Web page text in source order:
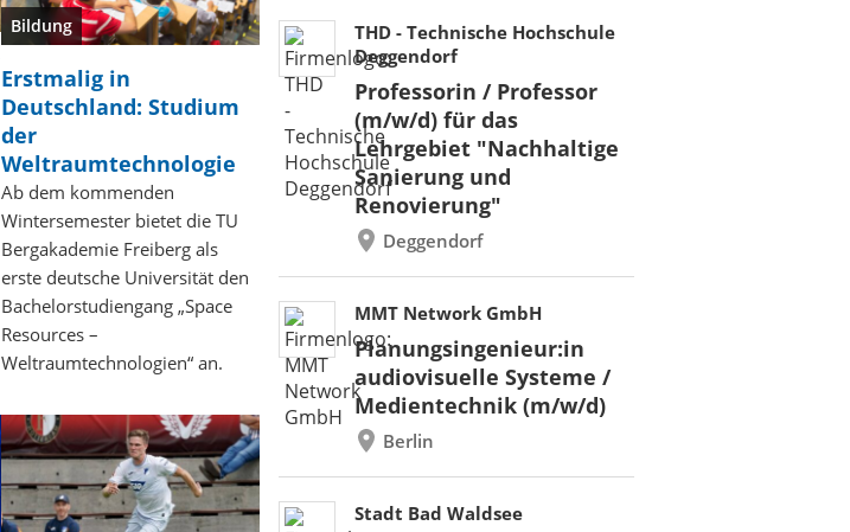
Bildung
Erstmalig in
Deutschland: Studium
der
Weltraumtechnologie
Ab dem kommenden
Wintersemester bietet die TU
Bergakademie Freiberg als
erste deutsche Universität den
Bachelorstudiengang „Space
Resources –
Weltraumtechnologien“ an.
THD - Technische Hochschule
Deggendorf
Professorin / Professor
(m/w/d) für das
Lehrgebiet "Nachhaltige
Sanierung und
Renovierung"
Deggendorf
MMT Network GmbH
Planungsingenieur:in
audiovisuelle Systeme /
Medientechnik (m/w/d)
Berlin
Stadt Bad Waldsee